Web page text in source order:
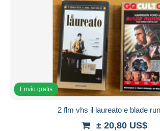
Envío gratis
2 flm vhs il laureato e blade
± 20,80 US$